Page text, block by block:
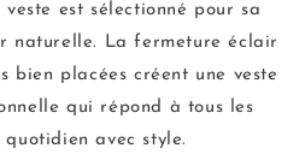
est sélectionné pour sa
naturelle. La fermeture éclair
bien placées créent une veste
qui répond à tous les
quotidien avec style.